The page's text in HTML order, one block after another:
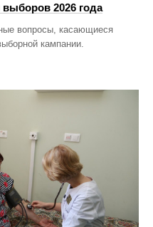
выборов 2026 года
вопросы, касающиеся
кампании.